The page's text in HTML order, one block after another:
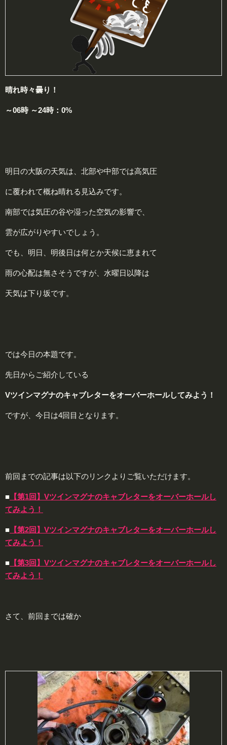
晴れ時々曇り！
～06時 ～24時：0%
明日の大阪の天気は、北部や中部では高気圧
に覆われて概ね晴れる見込みです。
南部では気圧の谷や湿った空気の影響で、
雲が広がりやすいでしょう。
でも、明日、明後日は何とか天候に恵まれて
雨の心配は無さそうですが、水曜日以降は
天気は下り坂です。
では今日の本題です。
先日からご紹介している
Vツインマグナのキャブレターをオーバーホールしてみよう！
ですが、今日は4回目となります。
前回までの記事は以下のリンクよりご覧いただけます。
■ 【第1回】Vツインマグナのキャブレターをオーバーホールし
てみよう！
■ 【第2回】Vツインマグナのキャブレターをオーバーホールし
てみよう！
■ 【第3回】Vツインマグナのキャブレターをオーバーホールし
てみよう！
さて、前回までは確か